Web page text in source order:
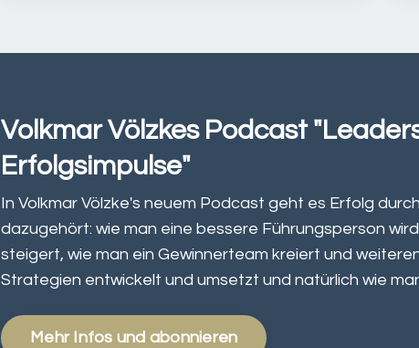
Volkmar Völzkes Podcast
Erfolgsimpulse"
In Volkmar Völzke's neuem Podcast geht es Erfolg
dazugehört: wie man eine bessere Führungsperson
steigert, wie man ein Gewinnerteam kreiert und
Strategien entwickelt und umsetzt und natürlich wie
Mehr Infos und abonnieren